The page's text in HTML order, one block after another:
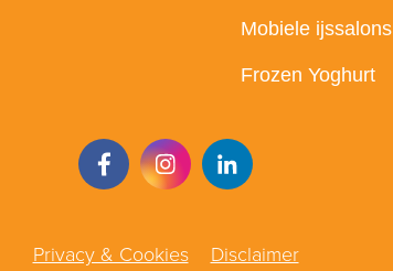
Mobiele ijssalons
Frozen Yoghurt
Privacy & Cookies Disclaimer